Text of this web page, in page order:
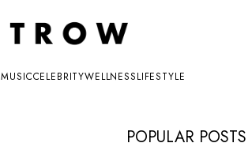
MUSICCELEBRITYWELLNESSLIFESTYLE
POPULAR POSTS